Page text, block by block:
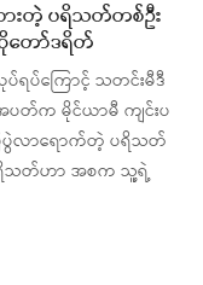
ထားတဲ့ ပရိသတ်တစ်ဦး
တော်ဒရိတ်
ပ်ကြောင့် သတင်းမီဒီ
အပတ်က မိုင်ယာမီ ကျင်းပ
ြေပွဲလာရောက်တဲ့ ပရိသတ်
ပရိသတ်ဟာ အစက သူ့ရဲ့